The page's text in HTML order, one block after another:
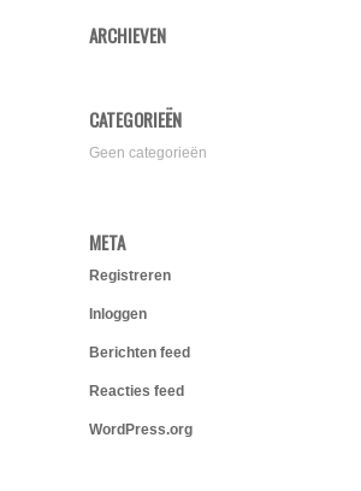
ARCHIEVEN
CATEGORIEËN
Geen categorieën
META
Registreren
Inloggen
Berichten feed
Reacties feed
WordPress.org